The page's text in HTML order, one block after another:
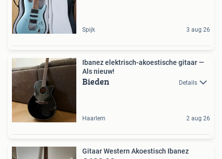
Spijk 3 aug 26
Ibanez elektrisch-akoestische gitaar —
Als nieuw!
Bieden Details
Haarlem 2 aug 26
Gitaar Western Akoestisch Ibanez